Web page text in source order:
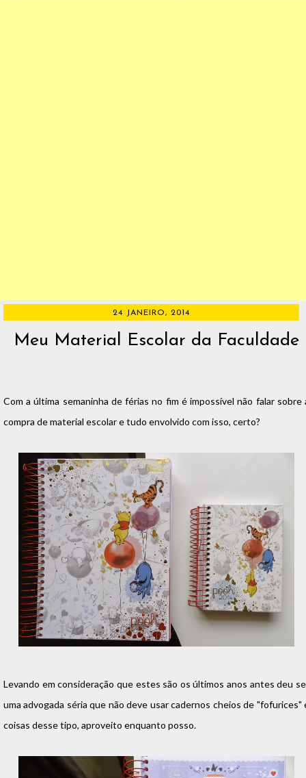
24 JANEIRO, 2014
Meu Material Escolar da Faculdade
Com a última semaninha de férias no fim é impossível não falar sobre
compra de material escolar e tudo envolvido com isso, certo?
Levando em consideração que estes são os últimos anos antes deu
uma advogada séria que não deve usar cadernos cheios de "fofurices"
coisas desse tipo, aproveito enquanto posso.